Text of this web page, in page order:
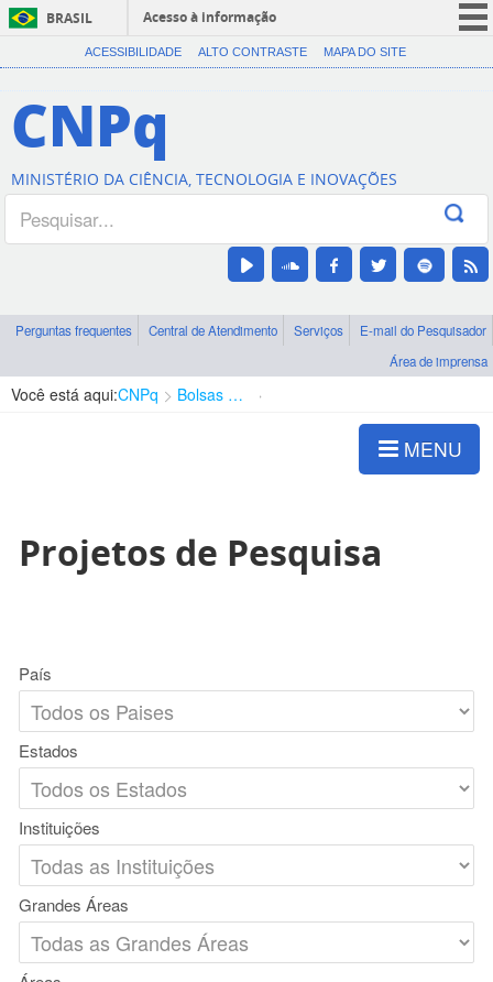
BRASIL
Acesso à informação
CORONAVÍRUS (COVID-19)
Canais
ACESSIBILIDADE ALTO CONTRASTE MAPA DO SITE
CNPq
MINISTÉRIO DA CIÊNCIA, TECNOLOGIA E INOVAÇÕES
Perguntas frequentes Central de Atendimento Serviços
E-mail do Pesquisador
Área de imprensa
Você está aqui:CNPq Bolsas e Auxílios Vigentes
MENU
Projetos de Pesquisa
País
Estados
Instituições
Grandes Áreas